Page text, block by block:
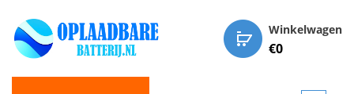
Winkelwagen
€0